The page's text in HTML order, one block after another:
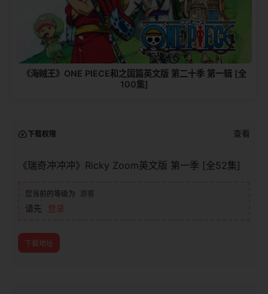
《海贼王》ONE PIECE和之国篇英文版 第二十季 第一辑 [全
100集]
下载权限 查看
《瑞奇冲冲冲》Ricky Zoom英文版 第一季 [全52集]
您当前的等级为 游客
请先 登录
下载地址